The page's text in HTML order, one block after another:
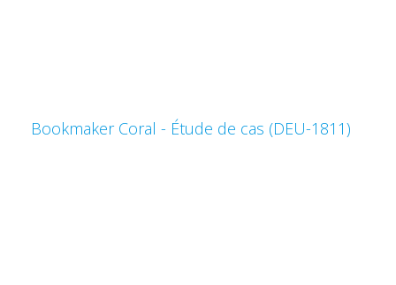
Bookmaker Coral - Étude de cas (DEU-1811)